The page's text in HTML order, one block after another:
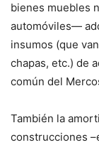
bienes muebles
automóviles—
insumos (que
chapas, etc.) de
común del
También la
construcciones